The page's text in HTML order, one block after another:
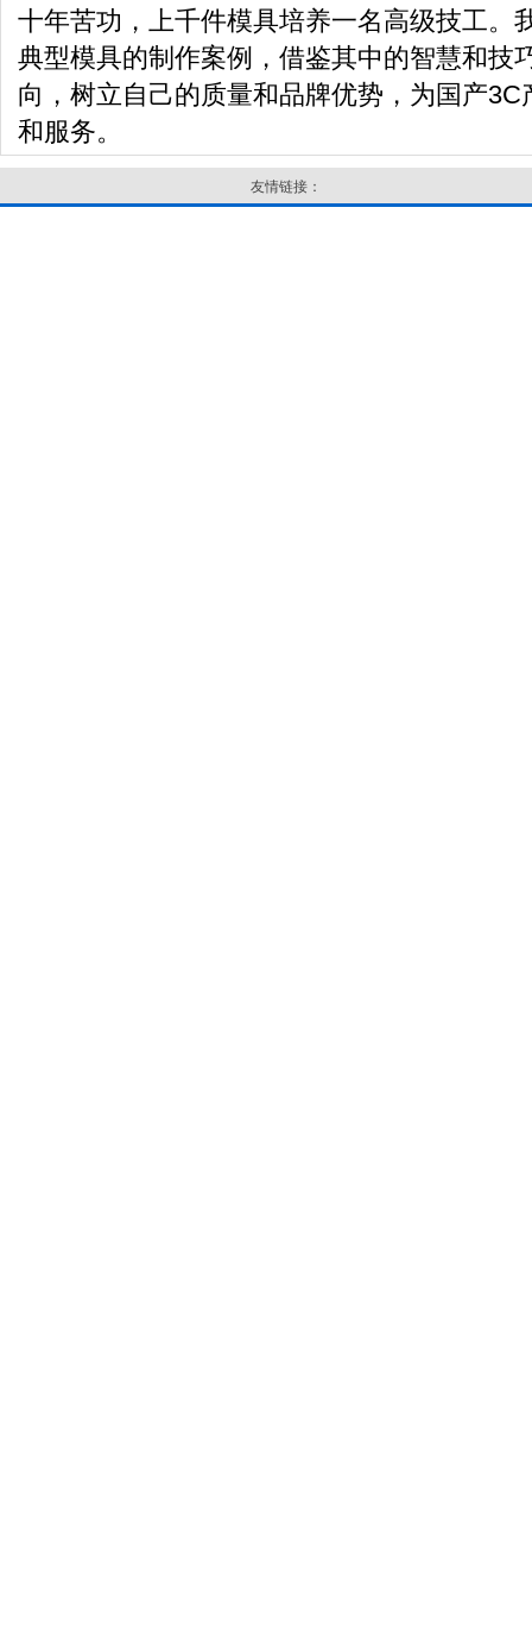
十年苦功，上千件模具培养一名高级技工。
典型模具的制作案例，借鉴其中的智慧和技
向，树立自己的质量和品牌优势，为国产
和服务。
友情链接：